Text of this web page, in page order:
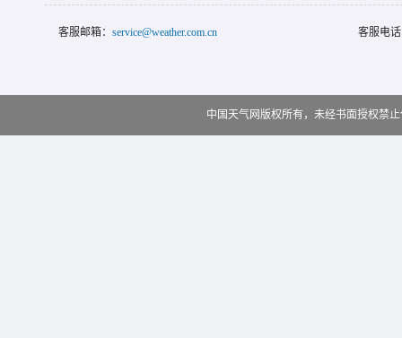
客服邮箱： service@weather.com.cn 客服电
中国天气网版权所有，未经书面授权